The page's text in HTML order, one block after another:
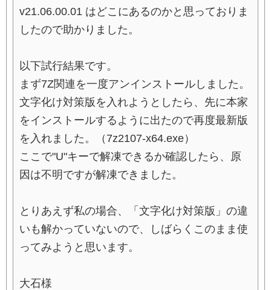
v21.06.00.01 はどこにあるのかと思っておりま
したので助かりました。
以下試行結果です。
まず7Z関連を一度アンインストールしました。
文字化け対策版を入れようとしたら、先に本家
をインストールするように出たので再度最新版
を入れました。（7z2107-x64.exe）
ここで"U"キーで解凍できるか確認したら、原
因は不明ですが解凍できました。
とりあえず私の場合、「文字化け対策版」の違
いも解かっていないので、しばらくこのまま使
ってみようと思います。
大石様